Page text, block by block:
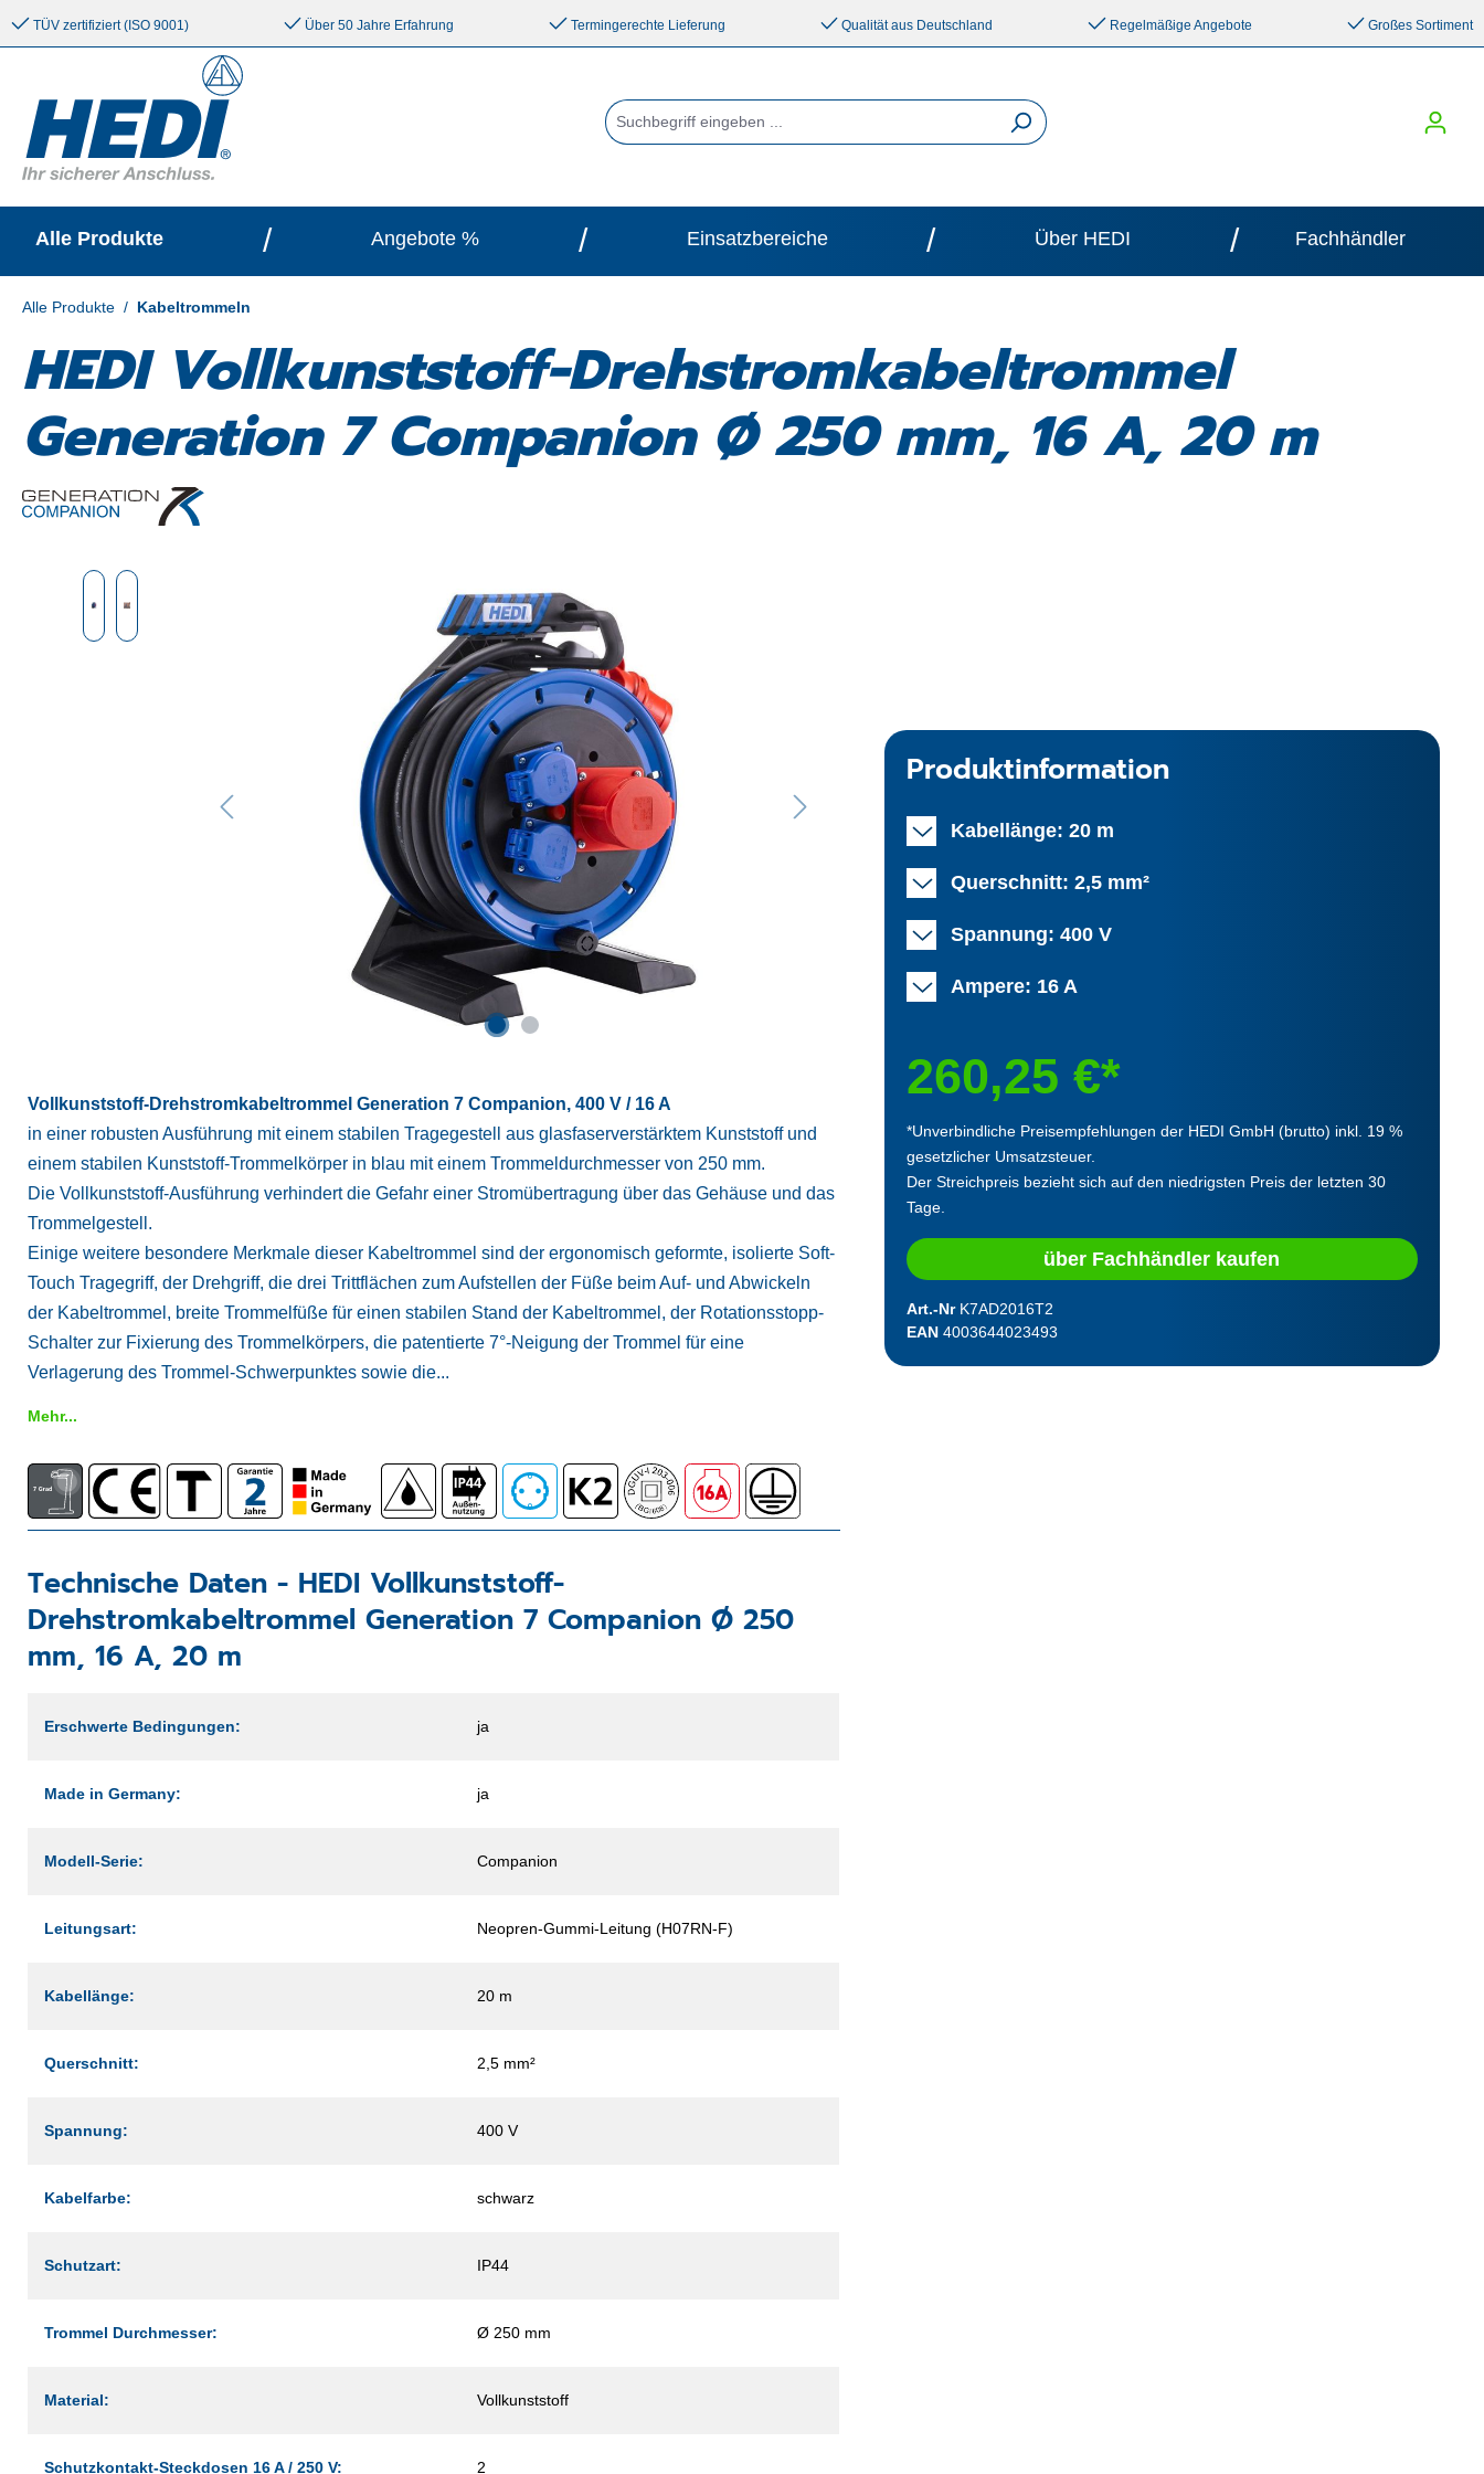
springen Zur Hauptnavigation springen
TÜV zertifiziert (ISO 9001) Über 50 Jahre Erfahrung Termingerechte Lieferung Qualität aus Deutschland Regelmäßige Angebote Großes Sortiment
Alle Produkte / Angebote % / Einsatzbereiche / Über HEDI / Fachhändler
Alle Produkte / Kabeltrommeln
HEDI Vollkunststoff-Drehstromkabeltrommel
Generation 7 Companion Ø 250 mm, 16 A, 20 m
Vollkunststoff-Drehstromkabeltrommel Generation 7 Companion, 400 V / 16 A
in einer robusten Ausführung mit einem stabilen Tragegestell aus glasfaserverstärktem Kunststoff und
einem stabilen Kunststoff-Trommelkörper in blau mit einem Trommeldurchmesser von 250 mm.
Die Vollkunststoff-Ausführung verhindert die Gefahr einer Stromübertragung über das Gehäuse und das
Trommelgestell.
Einige weitere besondere Merkmale dieser Kabeltrommel sind der ergonomisch geformte, isolierte Soft-
Touch Tragegriff, der Drehgriff, die drei Trittflächen zum Aufstellen der Füße beim Auf- und Abwickeln
der Kabeltrommel, breite Trommelfüße für einen stabilen Stand der Kabeltrommel, der Rotationsstopp-
Schalter zur Fixierung des Trommelkörpers, die patentierte 7°-Neigung der Trommel für eine
Verlagerung des Trommel-Schwerpunktes sowie die...
Mehr...
Technische Daten - HEDI Vollkunststoff-
Drehstromkabeltrommel Generation 7 Companion Ø 250
mm, 16 A, 20 m
Erschwerte Bedingungen: ja
Made in Germany: ja
Modell-Serie: Companion
Leitungsart: Neopren-Gummi-Leitung (H07RN-F)
Kabellänge: 20 m
Querschnitt: 2,5 mm²
Spannung: 400 V
Kabelfarbe: schwarz
Schutzart: IP44
Trommel Durchmesser: Ø 250 mm
Material: Vollkunststoff
Schutzkontakt-Steckdosen 16 A / 250 V: 2
Produktinformation
Kabellänge: 20 m
Querschnitt: 2,5 mm²
Spannung: 400 V
Ampere: 16 A
260,25 €*
*Unverbindliche Preisempfehlungen der HEDI GmbH (brutto) inkl. 19 %
gesetzlicher Umsatzsteuer.
Der Streichpreis bezieht sich auf den niedrigsten Preis der letzten 30
Tage.
über Fachhändler kaufen
Art.-Nr K7AD2016T2
EAN 4003644023493